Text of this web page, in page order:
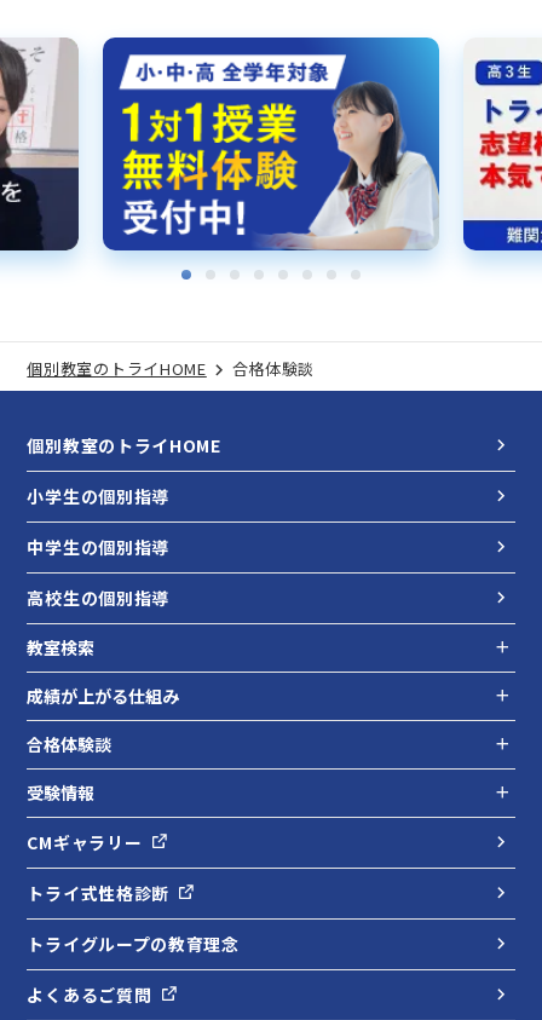
個別教室のトライHOME 合格体験談
個別教室のトライHOME
小学生の個別指導
中学生の個別指導
高校生の個別指導
教室検索
成績が上がる仕組み
合格体験談
受験情報
CMギャラリー
トライ式性格診断
トライグループの教育理念
よくあるご質問